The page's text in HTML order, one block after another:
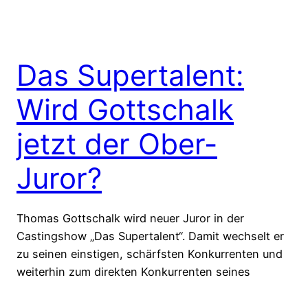
Das Supertalent:
Wird Gottschalk
jetzt der Ober-
Juror?
Thomas Gottschalk wird neuer Juror in der
Castingshow „Das Supertalent“. Damit wechselt er
zu seinen einstigen, schärfsten Konkurrenten und
weiterhin zum direkten Konkurrenten seines